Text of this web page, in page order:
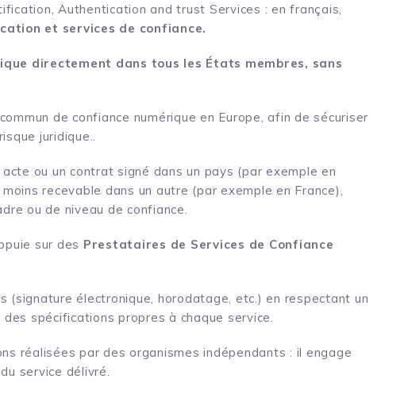
Authentication and trust Services : en français,
et services de confiance.
directement dans tous les États membres, sans
de confiance numérique en Europe, afin de sécuriser
juridique..
ou un contrat signé dans un pays (par exemple en
recevable dans un autre (par exemple en France),
ou de niveau de confiance.
sur des Prestataires de Services de Confiance
(signature électronique, horodatage, etc.) en respectant un
spécifications propres à chaque service.
réalisées par des organismes indépendants : il engage
service délivré.